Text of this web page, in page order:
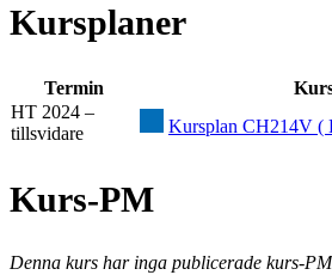
Kursplaner
Termin
HT 2024 –
tillsvidare
Kursplan CH214V (
Kurs-PM
Denna kurs har inga publicerade kurs-